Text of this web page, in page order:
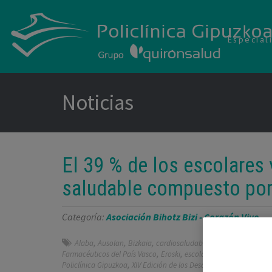
Noticias
El 39 % de los
saludable compuesto
Categoría:Asociación Bihotz Bizi - Corazón Vivo
Alaba, Ausolan, Bizkaia, cardiosaludable
Farmacéuticos del País Vasco, Eroski, escolares
Policlínica Gipuzkoa, XIV Edición de los Desayunos